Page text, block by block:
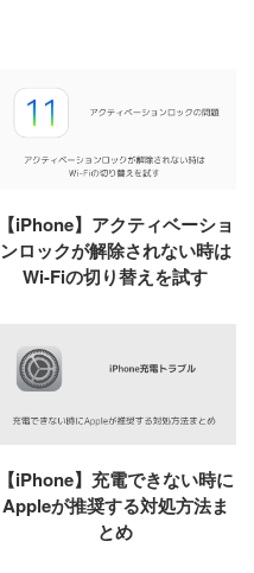
【iPhone】アクティベーショ
ンロックが解除されない時は
Wi-Fiの切り替えを試す
【iPhone】充電できない時に
Appleが推奨する対処方法ま
とめ